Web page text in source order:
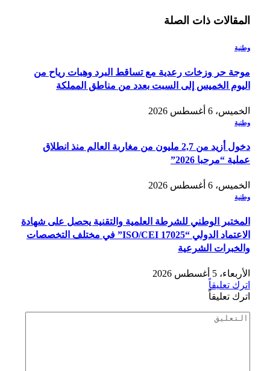
المقالات ذات الصلة
وطنية
موجة حر وزخات رعدية مع تساقط البرد وهبات رياح من
اليوم الخميس إلى السبت بعدد من مناطق المملكة
الخميس، 6 أغسطس 2026
وطنية
دخول أزيد من 2,7 مليون من مغاربة العالم منذ انطلاق
عملية “مرحبا 2026”
الخميس، 6 أغسطس 2026
وطنية
المختبر الوطني للشرطة العلمية والتقنية يحصل على شهادة
الاعتماد الدولي “ISO/CEI 17025” في مختلف التخصصات
والخبرات الشرعية
الأربعاء، 5 أغسطس 2026
اترك تعليقاً
اترك تعليقاً